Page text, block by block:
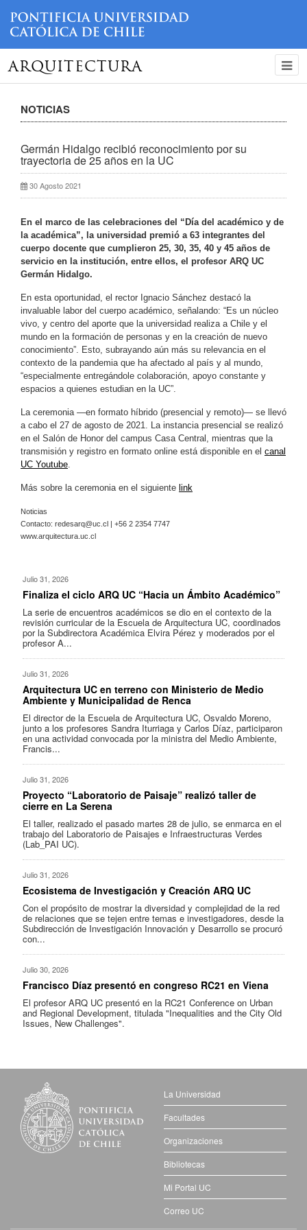
ARQUITECTURA
NOTICIAS
Germán Hidalgo recibió reconocimiento por su
trayectoria de 25 años en la UC
30 Agosto 2021
En el marco de las celebraciones del “Día del académico y de
la académica”, la universidad premió a 63 integrantes del
cuerpo docente que cumplieron 25, 30, 35, 40 y 45 años de
servicio en la institución, entre ellos, el profesor ARQ UC
Germán Hidalgo.
En esta oportunidad, el rector Ignacio Sánchez destacó la
invaluable labor del cuerpo académico, señalando: “Es un núcleo
vivo, y centro del aporte que la universidad realiza a Chile y el
mundo en la formación de personas y en la creación de nuevo
conocimiento”. Esto, subrayando aún más su relevancia en el
contexto de la pandemia que ha afectado al país y al mundo,
“especialmente entregándole colaboración, apoyo constante y
espacios a quienes estudian en la UC”.
La ceremonia —en formato híbrido (presencial y remoto)— se llevó
a cabo el 27 de agosto de 2021. La instancia presencial se realizó
en el Salón de Honor del campus Casa Central, mientras que la
transmisión y registro en formato online está disponible en el canal
UC Youtube
Más sobre la ceremonia en el siguiente link
Noticias
Contacto: redesarq@uc.cl | +56 2 2354 7747
www.arquitectura.uc.cl
Julio 31, 2026
Finaliza el ciclo ARQ UC “Hacia un Ámbito Académico”
La serie de encuentros académicos se dio en el contexto de la
revisión curricular de la Escuela de Arquitectura UC, coordinados
por la Subdirectora Académica Elvira Pérez y moderados por el
profesor A...
Julio 31, 2026
Arquitectura UC en terreno con Ministerio de Medio
Ambiente y Municipalidad de Renca
El director de la Escuela de Arquitectura UC, Osvaldo Moreno,
junto a los profesores Sandra Iturriaga y Carlos Díaz, participaron
en una actividad convocada por la ministra del Medio Ambiente,
Francis...
Julio 31, 2026
Proyecto “Laboratorio de Paisaje” realizó taller de
cierre en La Serena
El taller, realizado el pasado martes 28 de julio, se enmarca en el
trabajo del Laboratorio de Paisajes e Infraestructuras Verdes
(Lab_PAI UC).
Julio 31, 2026
Ecosistema de Investigación y Creación ARQ UC
Con el propósito de mostrar la diversidad y complejidad de la red
de relaciones que se tejen entre temas e investigadores, desde la
Subdirección de Investigación Innovación y Desarrollo se procuró
con...
Julio 30, 2026
Francisco Díaz presentó en congreso RC21 en Viena
El profesor ARQ UC presentó en la RC21 Conference on Urban
and Regional Development, titulada "Inequalities and the City Old
Issues, New Challenges".
La Universidad
Facultades
Organizaciones
Bibliotecas
Mi Portal UC
Correo UC